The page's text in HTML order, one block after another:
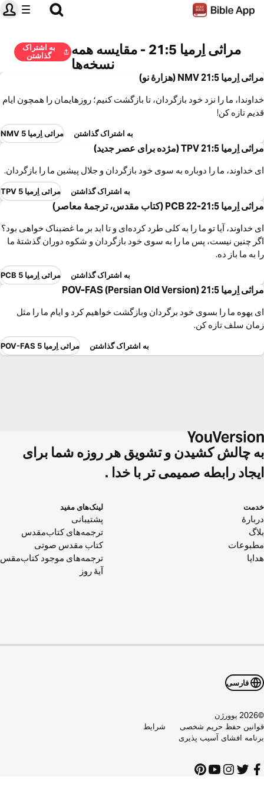
مراثی اِرمیا 21:5 - مقایسه همه
نسخه‌ها
به اشتراک
گذاشتن
مراثی اِرمیا 21:5 NMV (هزارۀ نو)
خداوندا، ما را نزد خود بازگردان، تا بازگشت کنیم؛ روزهایمان را همچون ایام
قدیم تازه کن!
به اشتراک گذاشتن مراثی اِرمیا 5 NMV
مراثی اِرمیا 21:5 TPV (مژده برای عصر جدید)
ای خداوند، ما را دوباره به سوی خود بازگردان و جلال پیشین ما را بازگردان.
به اشتراک گذاشتن مراثی اِرمیا 5 TPV
مراثی اِرمیا 21:5-22 PCB (کتاب مقدس، ترجمۀ معاصر)
ای خداوند، آیا تو ما را به کلی طرد کرده‌ای و تا ابد بر ما غضبناک خواهی بود؟
اگر چنین نیست، پس ما را به سوی خود بازگردان و شکوه دوران گذشتهٔ ما
را به ما باز ده.
به اشتراک گذاشتن مراثی اِرمیا 5 PCB
مراثی اِرمیا 21:5 POV-FAS (Persian Old Version)
ای یهوه ما را بسوی خود برگردان وبازگشت خواهیم کرد و ایام ما را مثل
زمان سلف تازه کن.
به اشتراک گذاشتن مراثی اِرمیا 5 POV-FAS
به چالش کشیدن و تشویق هر روزه شما برای
ایجاد رابطه صمیمی تر با خدا .
خدمت
دربارهٔ
بلاگ
مطبوعات
هدایا
لینک‌های مفید
پشتیبانی
ترجمه‌های کتاب‌مقدس
کتاب‌ مقدس صوتی
ترجمه‌های موجود کتاب‌مقس
آیۀ روز
فارسی
©
2026 یوورژن
قوانین حفظ حریم شخصی
شرايط
برنامه افشای آسیب پذیری